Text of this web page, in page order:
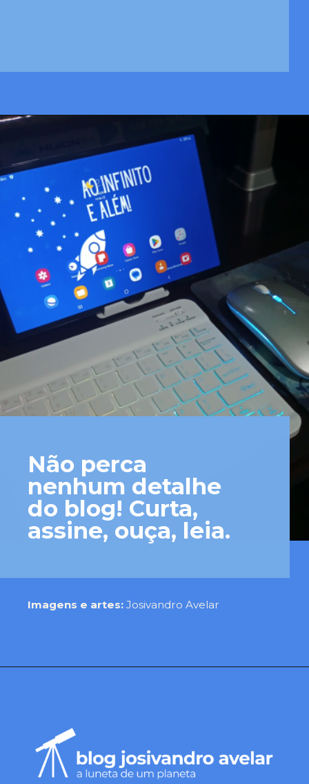
https://josivandroavelar.com.br/96folhas-pinheiro/
Não perca
nenhum detalhe
do blog! Curta,
assine, ouça, leia.
Imagens e artes:Josivandro Avelar